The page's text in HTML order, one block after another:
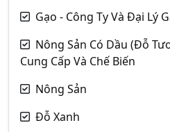
Gạo - Công Ty Và Đại Lý
Nông Sản Có Dầu (Đỗ
Cung Cấp Và Chế Biến
Nông Sản
Đỗ Xanh